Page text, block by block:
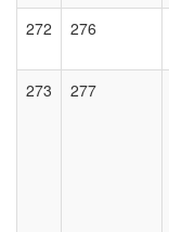
272 276
273 277